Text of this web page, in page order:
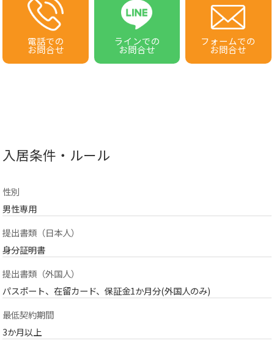
電話での
お問合せ
ラインでの
お問合せ
フォームでの
お問合せ
入居条件・ルール
性別
男性専用
提出書類（日本人）
身分証明書
提出書類（外国人）
パスポート、在留カード、保証金1か月分(外国人のみ)
最低契約期間
3か月以上